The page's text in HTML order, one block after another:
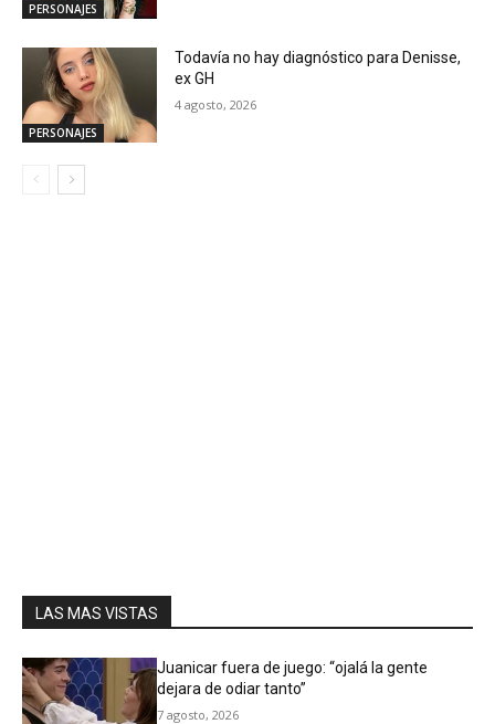
PERSONAJES
PERSONAJES
Todavía no hay diagnóstico para Denisse,
ex GH
4 agosto, 2026
LAS MAS VISTAS
Juanicar fuera de juego: “ojalá la gente
dejara de odiar tanto”
7 agosto, 2026